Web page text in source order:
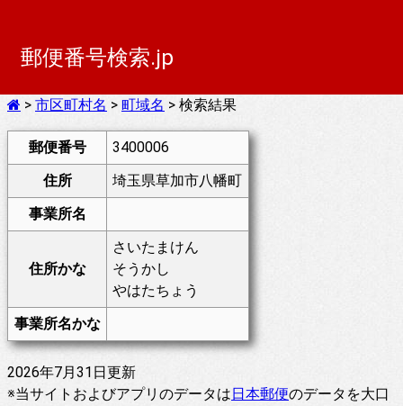
郵便番号検索.jp
> 市区町村名 > 町域名 > 検索結果
郵便番号
3400006
住所
埼玉県草加市八幡町
事業所名
住所かな
さいたまけん
そうかし
やはたちょう
事業所名かな
2026年7月31日更新
※当サイトおよびアプリのデータは日本郵便のデータを大口